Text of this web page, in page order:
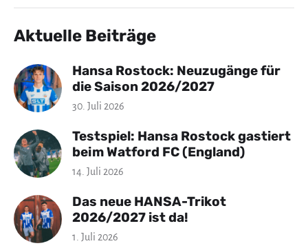
Aktuelle Beiträge
Hansa Rostock: Neuzugänge für
die Saison 2026/2027
30. Juli 2026
Testspiel: Hansa Rostock gastiert
beim Watford FC (England)
14. Juli 2026
Das neue HANSA-Trikot
2026/2027 ist da!
1. Juli 2026